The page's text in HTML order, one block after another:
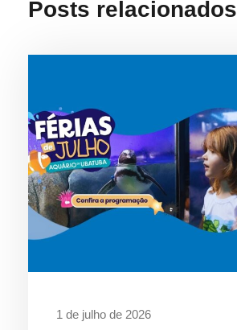
Posts relacionados
1 de julho de 2026